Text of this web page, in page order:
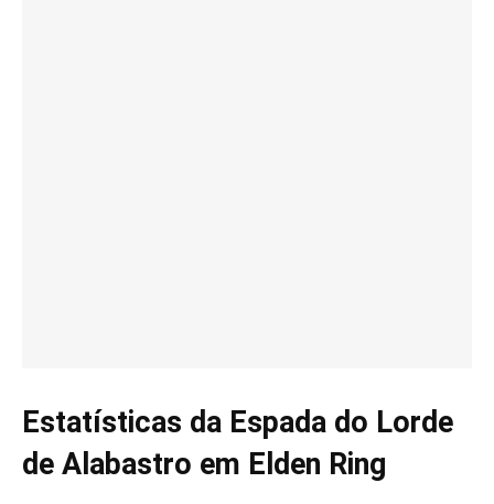
Estatísticas da Espada do Lorde
de Alabastro em Elden Ring